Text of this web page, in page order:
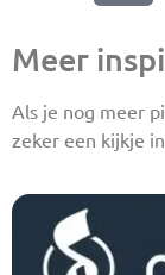
Meer
Als je nog meer
zeker een kijkje